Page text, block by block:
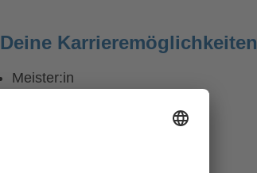
Deine Karrieremöglichkeiten
Meister:in